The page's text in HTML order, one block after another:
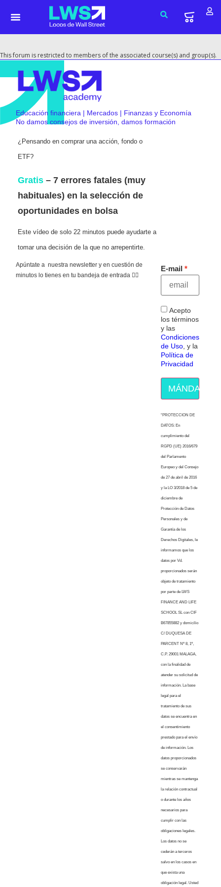
This forum is restricted to members of the associated course(s) and group(s).
Educación financiera | Mercados | Finanzas y Economía
No damos consejos de inversión, damos formación
¿Pensando en comprar una acción, fondo o
ETF?
Gratis – 7 errores fatales (muy
habituales) en la selección de
oportunidades en bolsa
Este vídeo de solo 22 minutos puede ayudarte a
tomar una decisión de la que no arrepentirte.
Apúntate a nuestra newsletter y en cuestión de
minutos lo tienes en tu bandeja de entrada 👇🏻
E-mail
Acepto
los términos
y las
Condiciones
de Uso, y la
Política de
Privacidad
MÁNDAME
“PROTECCION DE
DATOS: En
cumplimiento del
RGPD (UE) 2016/679
del Parlamento
Europeo y del Consejo
de 27 de abril de 2016
y la LO 3/2018 de 5 de
diciembre de
Protección de Datos
Personales y de
Garantía de los
Derechos Digitales, le
informamos que los
datos por Vd.
proporcionados serán
objeto de tratamiento
por parte de LWS
FINANCE AND LIFE
SCHOOL SL con CIF
B67855882 y domicilio
C/ DUQUESA DE
PARCENT Nº 8, 1º,
C.P. 29001 MALAGA,
con la finalidad de
atender su solicitud de
información. La base
legal para el
tratamiento de sus
datos se encuentra en
el consentimiento
prestado para el envío
de información. Los
datos proporcionados
se conservarán
mientras se mantenga
la relación contractual
o durante los años
necesarios para
cumplir con las
obligaciones legales.
Los datos no se
cederán a terceros
salvo en los casos en
que exista una
obligación legal. Usted